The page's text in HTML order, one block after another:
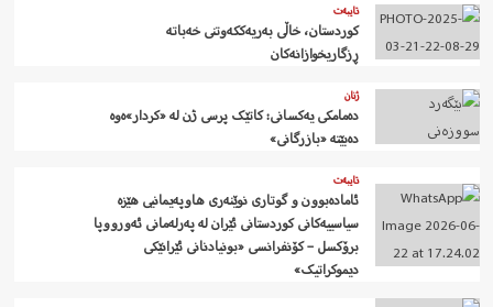
تایبەت
کوردستان، خاڵی بەریەککەوتنی خەباتە
ڕزگاریخوازانەکان
ژنان
دەمامکی یەکسانی: کاتێک پرسی ژن لە «کردار»ەوە
دەبێتە «بازرگانی»
تایبەت
ئامادەبوون و گوتاری نوێنەری هاوپەیمانیی هێزە
سیاسییەکانی کوردستانی ئێران لە پەرلەمانی ئەورووپا
برۆکسل – کۆنفرانسی «بونیادنانی ئێرانێکی
دیموکراتیک»